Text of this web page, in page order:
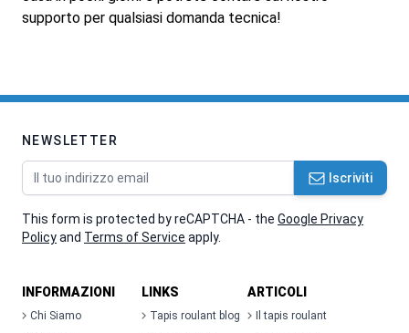
supporto per qualsiasi domanda tecnica!
NEWSLETTER
Indirizzo email Iscriviti
This form is protected by reCAPTCHA - the Google Privacy
Policyand Terms of Service apply.
INFORMAZIONI
Chi Siamo
LINKS
Tapis roulant blog
ARTICOLI
Il tapis roulant